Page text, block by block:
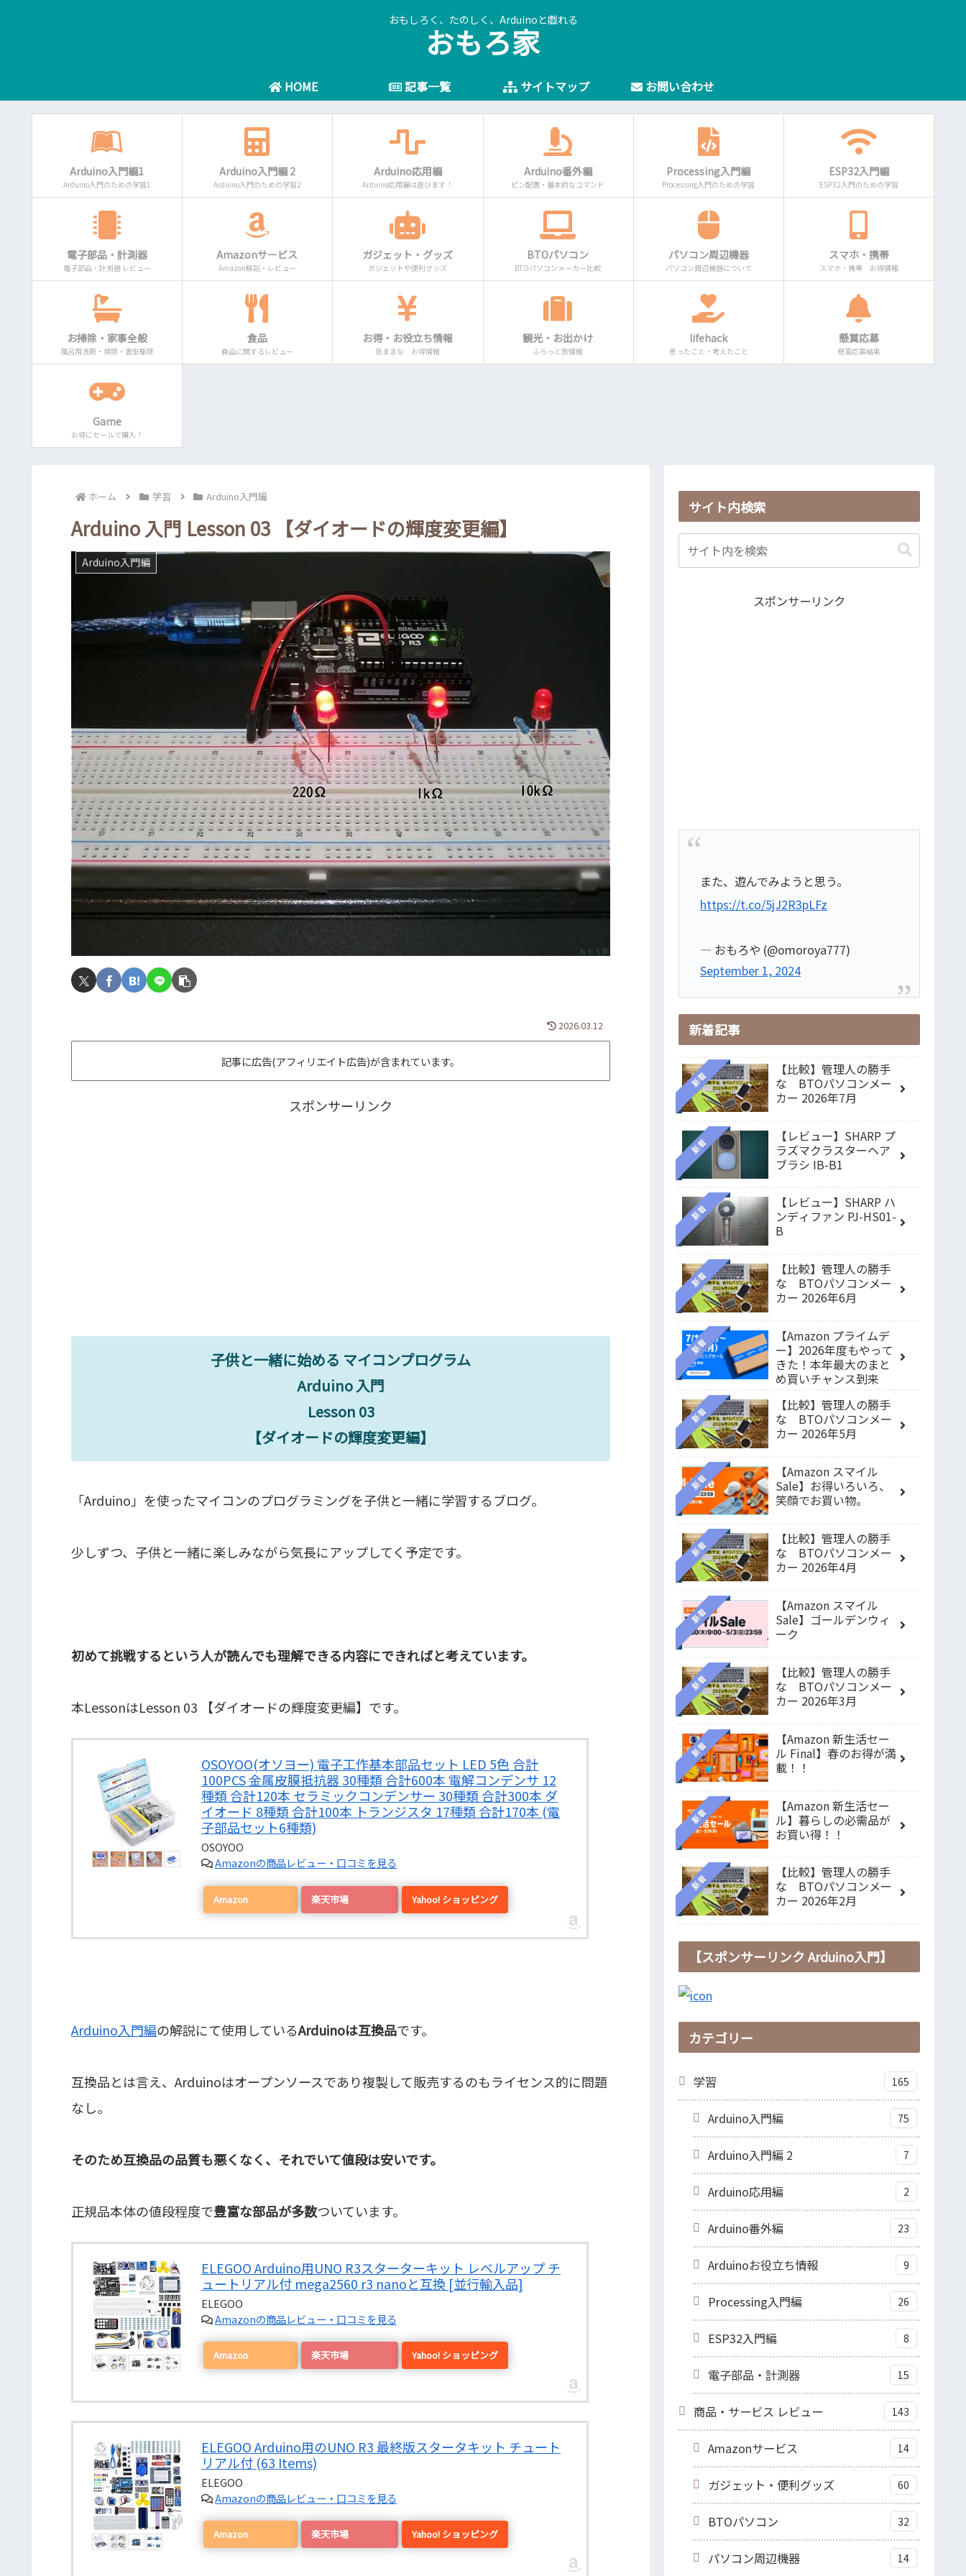
おもしろく、たのしく、Arduinoと戯れる
おもろ家
HOME 記事一覧 サイトマップ お問い合わせ
Arduino入門編1
Arduino入門のための学習1
Arduino入門編 2
Arduino入門のための学習2
Arduino応用編
Arduino応用編は遊びます！
Arduino番外編
ピン配置・基本的なコマンド
Processing入門編
Processing入門のための学習
ESP32入門編
ESP32入門のための学習
電子部品・計測器
電子部品・計測器 レビュー
Amazonサービス
Amazon解説・レビュー
ガジェット・グッズ
ガジェットや便利グッズ
BTOパソコン
BTOパソコンメーカー比較
パソコン周辺機器
パソコン周辺機器について
スマホ・携帯
スマホ・携帯 お得情報
お掃除・家事全般
風呂用洗剤・掃除・害虫駆除
食品
食品に関するレビュー
お得・お役立ち情報
気ままな お得情報
観光・お出かけ
ふらっと旅情報
lifehack
思ったこと・考えたこと
懸賞応募
懸賞応募結果
Game
お得にセールで購入！
ホーム 学習 Arduino入門編
Arduino 入門 Lesson 03 【ダイオードの輝度変更編】
Arduino入門編
2026.03.12
記事に広告(アフィリエイト広告)が含まれています。
スポンサーリンク
子供と一緒に始める マイコンプログラム
Arduino 入門
Lesson 03
【ダイオードの輝度変更編】
「Arduino」を使ったマイコンのプログラミングを子供と一緒に学習するブログ。
少しずつ、子供と一緒に楽しみながら気長にアップしてく予定です。
初めて挑戦するという人が読んでも理解できる内容にできればと考えています。
本LessonはLesson 03 【ダイオードの輝度変更編】です。
OSOYOO(オソヨー) 電子工作基本部品セット LED 5色 合計
100PCS 金属皮膜抵抗器 30種類 合計600本 電解コンデンサ 12
種類 合計120本 セラミックコンデンサー 30種類 合計300本 ダ
イオード 8種類 合計100本 トランジスタ 17種類 合計170本 (電
子部品セット6種類)
OSOYOO
Amazonの商品レビュー・口コミを見る
Amazon 楽天市場 Yahoo! ショッピング
Arduino入門編の解説にて使用しているArduinoは互換品です。
互換品とは言え、Arduinoはオープンソースであり複製して販売するのもライセンス的に問題
なし。
そのため互換品の品質も悪くなく、それでいて値段は安いです。
正規品本体の値段程度で豊富な部品が多数ついています。
ELEGOO Arduino用UNO R3スターターキット レベルアップ チ
ュートリアル付 mega2560 r3 nanoと互換 [並行輸入品]
ELEGOO
Amazonの商品レビュー・口コミを見る
Amazon 楽天市場 Yahoo! ショッピング
ELEGOO Arduino用のUNO R3 最終版スタータキット チュート
リアル付 (63 Items)
ELEGOO
Amazonの商品レビュー・口コミを見る
Amazon 楽天市場 Yahoo! ショッピング
サイト内検索
スポンサーリンク
また、遊んでみようと思う。
https://t.co/5jJ2R3pLFz
— おもろや (@omoroya777)
September 1, 2024
新着記事
新着
【比較】管理人の勝手
な BTOパソコンメー
カー 2026年7月
新着
【レビュー】SHARP プ
ラズマクラスターヘア
ブラシ IB-B1
新着
【レビュー】SHARP ハ
ンディファン PJ-HS01-
B
新着
【比較】管理人の勝手
な BTOパソコンメー
カー 2026年6月
新着
【Amazon プライムデ
ー】2026年度もやって
きた！本年最大のまと
め買いチャンス到来
新着
【比較】管理人の勝手
な BTOパソコンメー
カー 2026年5月
新着
【Amazon スマイル
Sale】お得いろいろ、
笑顔でお買い物。
新着
【比較】管理人の勝手
な BTOパソコンメー
カー 2026年4月
新着
【Amazon スマイル
Sale】ゴールデンウィ
ーク
新着
【比較】管理人の勝手
な BTOパソコンメー
カー 2026年3月
新着
【Amazon 新生活セー
ル Final】春のお得が満
載！！
新着
【Amazon 新生活セー
ル】暮らしの必需品が
お買い得！！
新着
【比較】管理人の勝手
な BTOパソコンメー
カー 2026年2月
【スポンサーリンク Arduino入門】
カテゴリー
学習 165
Arduino入門編 75
Arduino入門編 2 7
Arduino応用編 2
Arduino番外編 23
Arduinoお役立ち情報 9
Processing入門編 26
ESP32入門編 8
電子部品・計測器 15
商品・サービス レビュー 143
Amazonサービス 14
ガジェット・便利グッズ 60
BTOパソコン 32
パソコン周辺機器 14